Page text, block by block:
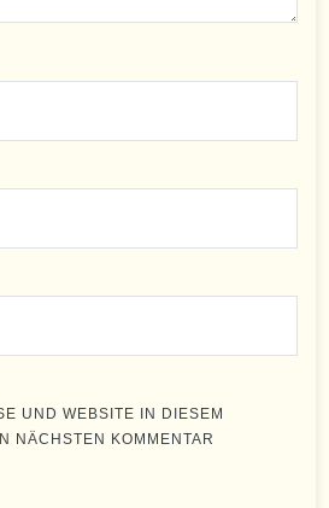
UND WEBSITE IN DIESEM
NÄCHSTEN KOMMENTAR